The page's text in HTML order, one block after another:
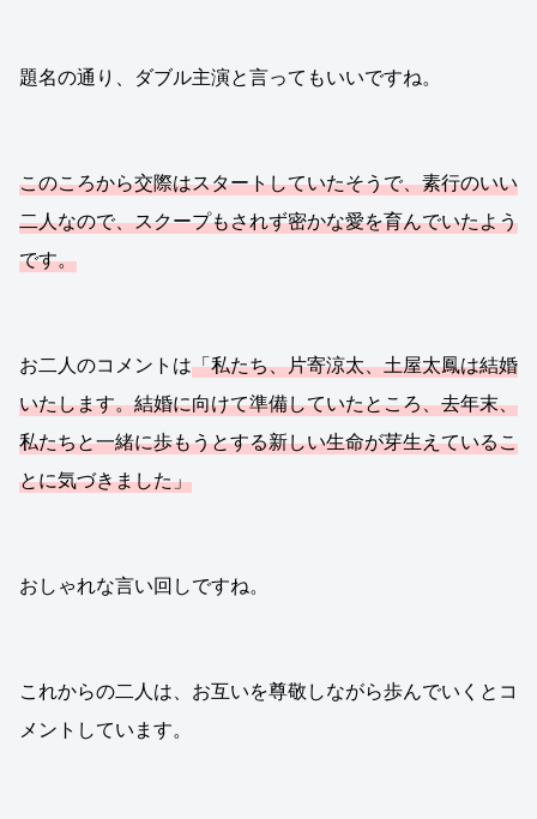
題名の通り、ダブル主演と言ってもいいですね。
このころから交際はスタートしていたそうで、素行のいい
二人なので、スクープもされず密かな愛を育んでいたよう
です。
お二人のコメントは「私たち、片寄涼太、土屋太鳳は結婚
いたします。結婚に向けて準備していたところ、去年末、
私たちと一緒に歩もうとする新しい生命が芽生えているこ
とに気づきました」
おしゃれな言い回しですね。
これからの二人は、お互いを尊敬しながら歩んでいくとコ
メントしています。